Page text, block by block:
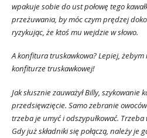
wpakuje sobie do ust połowę tego
przeżuwania, by móc czym prędzej
ryzykując, że ktoś mu wejdzie w słowo.
A konfitura truskawkowa? Lepiej, żebym
konfiturze truskawkowej!
Jak słusznie zauważył Billy, szykowanie
przedsięwzięcie. Samo zebranie
trzeba je umyć i odszypułkować. Trzeba
Gdy już składniki się połączą, należy je